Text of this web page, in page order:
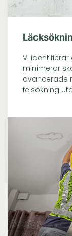
Vi
minimerar
avancerade
felsökning